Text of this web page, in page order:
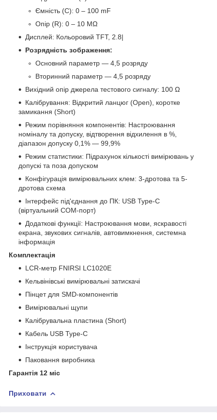
Ємність (C): 0 – 100 mF
Опір (R): 0 – 10 MΩ
Дисплей: Кольоровий TFT, 2.8|
Розрядність зображення:
Основний параметр — 4,5 розряду
Вторинний параметр — 4,5 розряду
Вихідний опір джерела тестового сигналу: 100 Ω
Калібрування: Відкритий ланцюг (Open), коротке
замикання (Short)
Режим порівняння компонентів: Настроювання
номіналу та допуску, відтворення відхилення в %,
діапазон допуску 0,1% — 99,9%
Режим статистики: Підрахунок кількості вимірювань у
допускі та поза допуском
Конфігурація вимірювальних клем: 3-дротова та 5-
дротова схема
Інтерфейс під'єднання до ПК: USB Type-C
(віртуальний COM-порт)
Додаткові функції: Настроювання мови, яскравості
екрана, звукових сигналів, автовимкнення, системна
інформація
Комплектація
LCR-метр FNIRSI LC1020E
Кельвінівські вимірювальні затискачі
Пінцет для SMD-компонентів
Вимірювальні щупи
Калібрувальна пластина (Short)
Кабель USB Type-C
Інструкція користувача
Паковання виробника
Гарантія 12 міс
Приховати